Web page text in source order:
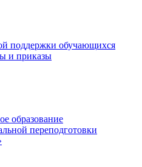
поддержки обучающихся
и приказы
образование
переподготовки